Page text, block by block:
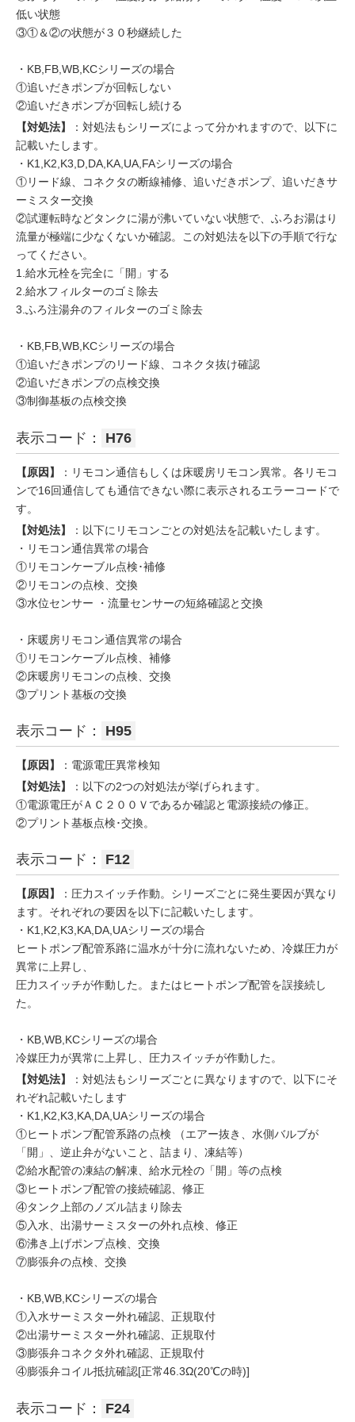
低い状態
③①＆②の状態が３０秒継続した
・KB,FB,WB,KCシリーズの場合
①追いだきポンプが回転しない
②追いだきポンプが回転し続ける
【対処法】
：対処法もシリーズによって分かれますので、以下に
記載いたします。
・K1,K2,K3,D,DA,KA,UA,FAシリーズの場合
①リード線、コネクタの断線補修、追いだきポンプ、追いだきサ
ーミスター交換
②試運転時などタンクに湯が沸いていない状態で、ふろお湯はり
流量が極端に少なくないか確認。この対処法を以下の手順で行な
ってください。
1.給水元栓を完全に「開」する
2.給水フィルターのゴミ除去
3.ふろ注湯弁のフィルターのゴミ除去
・KB,FB,WB,KCシリーズの場合
①追いだきポンプのリード線、コネクタ抜け確認
②追いだきポンプの点検交換
③制御基板の点検交換
表示コード： H76
【原因】
：リモコン通信もしくは床暖房リモコン異常。各リモコ
ンで16回通信しても通信できない際に表示されるエラーコードで
す。
【対処法】
：以下にリモコンごとの対処法を記載いたします。
・リモコン通信異常の場合
①リモコンケーブル点検･補修
②リモコンの点検、交換
③水位センサー ・流量センサーの短絡確認と交換
・床暖房リモコン通信異常の場合
①リモコンケーブル点検、補修
②床暖房リモコンの点検、交換
③プリント基板の交換
表示コード： H95
【原因】
：電源電圧異常検知
【対処法】
：以下の2つの対処法が挙げられます。
①電源電圧がＡＣ２００Ｖであるか確認と電源接続の修正。
②プリント基板点検･交換。
表示コード： F12
【原因】
：圧力スイッチ作動。シリーズごとに発生要因が異なり
ます。それぞれの要因を以下に記載いたします。
・K1,K2,K3,KA,DA,UAシリーズの場合
ヒートポンプ配管系路に温水が十分に流れないため、冷媒圧力が
異常に上昇し、
圧力スイッチが作動した。またはヒートポンプ配管を誤接続し
た。
・KB,WB,KCシリーズの場合
冷媒圧力が異常に上昇し、圧力スイッチが作動した。
【対処法】
：対処法もシリーズごとに異なりますので、以下にそ
れぞれ記載いたします
・K1,K2,K3,KA,DA,UAシリーズの場合
①ヒートポンプ配管系路の点検 （エアー抜き、水側バルブが
「開」、逆止弁がないこと、詰まり、凍結等）
②給水配管の凍結の解凍、給水元栓の「開」等の点検
③ヒートポンプ配管の接続確認、修正
④タンク上部のノズル詰まり除去
⑤入水、出湯サーミスターの外れ点検、修正
⑥沸き上げポンプ点検、交換
⑦膨張弁の点検、交換
・KB,WB,KCシリーズの場合
①入水サーミスター外れ確認、正規取付
②出湯サーミスター外れ確認、正規取付
③膨張弁コネクタ外れ確認、正規取付
④膨張弁コイル抵抗確認[正常46.3Ω(20℃の時)]
表示コード： F24